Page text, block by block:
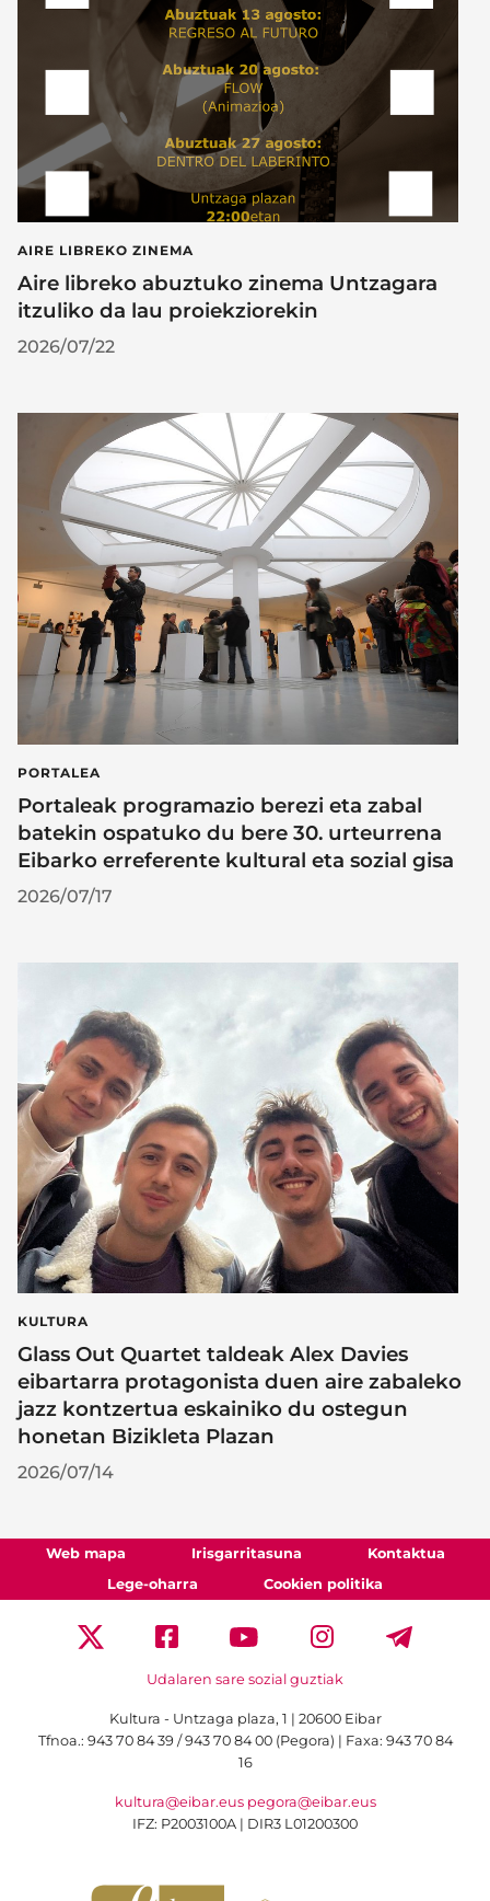
AIRE LIBREKO ZINEMA
Aire libreko abuztuko zinema Untzagara
itzuliko da lau proiekziorekin
2026/07/22
PORTALEA
Portaleak programazio berezi eta zabal
batekin ospatuko du bere 30. urteurrena
Eibarko erreferente kultural eta sozial gisa
2026/07/17
KULTURA
Glass Out Quartet taldeak Alex Davies
eibartarra protagonista duen aire zabaleko
jazz kontzertua eskainiko du ostegun
honetan Bizikleta Plazan
2026/07/14
Web mapa Irisgarritasuna
Kontaktua
Lege-oharra
Cookien politika
Udalaren sare sozial guztiak
Kultura - Untzaga plaza, 1 | 20600 Eibar
Tfnoa.: 943 70 84 39 / 943 70 84 00 (Pegora) | Faxa: 943 70 84
16
kultura@eibar.eus pegora@eibar.eus
IFZ: P2003100A | DIR3 L01200300